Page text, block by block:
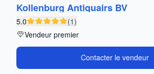
Kollenburg Antiquairs BV
5.0
(1)
Vendeur premier
Contacter le vendeur